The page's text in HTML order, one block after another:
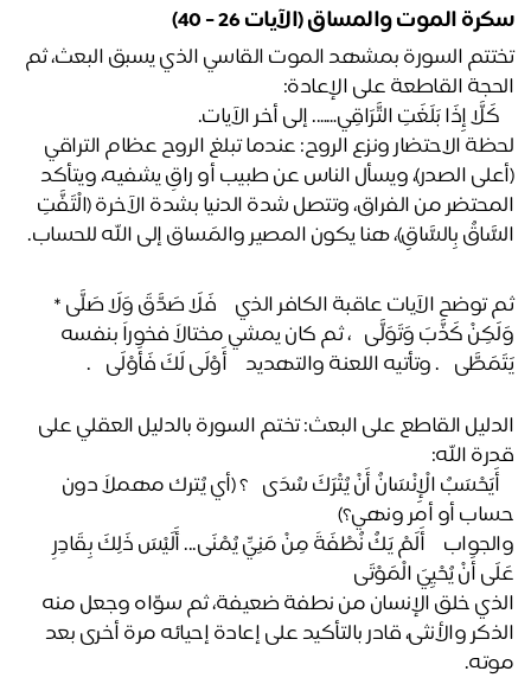
الموت والمساق (الآيات 26 - 40)
تختتم السورة بمشهد الموت القاسي الذي يسبق البعث، ثم
القاطعة على الإعادة:
إِذَا بَلَغَتِ التَّرَاقِي……. إلى أخر الآيات.
لحظة الاحتضار ونزع الروح: عندما تبلغ الروح عظام التراقي
(أعلى الصدر)، ويسأل الناس عن طبيب أو راقٍ يشفيه، ويتأكد
المحتضر من الفراق، وتتصل شدة الدنيا بشدة الآخرة (الْتَفَّتِ
بِالسَّاقِ)، هنا يكون المصير والمَساق إلى الله للحساب.
ثم توضح الآيات عاقبة الكافر الذي ﴿ فَلَا صَدَّقَ وَلَا صَلَّى *
وَلَكِنْ كَذَّبَ وَتَوَلَّى ﴾، ثم كان يمشي مختالاً فخوراً بنفسه ﴿
﴾. وتأتيه اللعنة والتهديد ﴿ أَوْلَى لَكَ فَأَوْلَى ﴾.
الدليل القاطع على البعث: تختم السورة بالدليل العقلي على
الله:
﴿ أَيَحْسَبُ الْإِنْسَانُ أَنْ يُتْرَكَ سُدًى ﴾؟ (أي يُترك مهملاً دون
أو أمر ونهي؟)
والجواب ﴿ أَلَمْ يَكُ نُطْفَةً مِنْ مَنِيٍّ يُمْنَى... أَلَيْسَ ذَلِكَ بِقَادِرٍ
أَنْ يُحْيِيَ الْمَوْتَى ﴾
الذي خلق الإنسان من نطفة ضعيفة، ثم سوّاه وجعل منه
الذكر والأنثى، قادر بالتأكيد على إعادة إحيائه مرة أخرى بعد